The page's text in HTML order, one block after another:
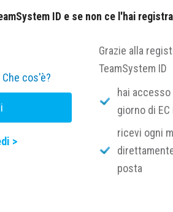
ID e se non ce l'hai
Che cos'è?
>
Grazie alla
TeamSystem ID
hai
giorno di
ricevi ogni
posta